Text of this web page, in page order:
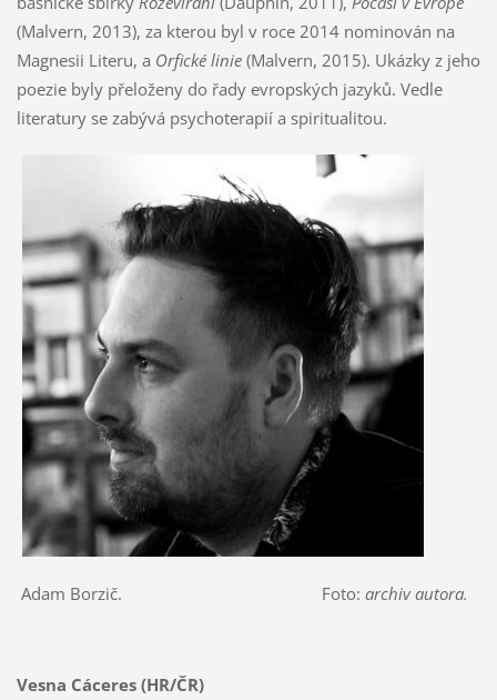
(Malvern, 2013), za kterou byl v roce 2014 nominován na
Magnesii Literu, a Orfické linie(Malvern, 2015). Ukázky z jeho
poezie byly přeloženy do řady evropských jazyků. Vedle
literatury se zabývá psychoterapií a spiritualitou.
Adam Borzič. Foto: archiv autora.
Vesna Cáceres (HR/ČR)